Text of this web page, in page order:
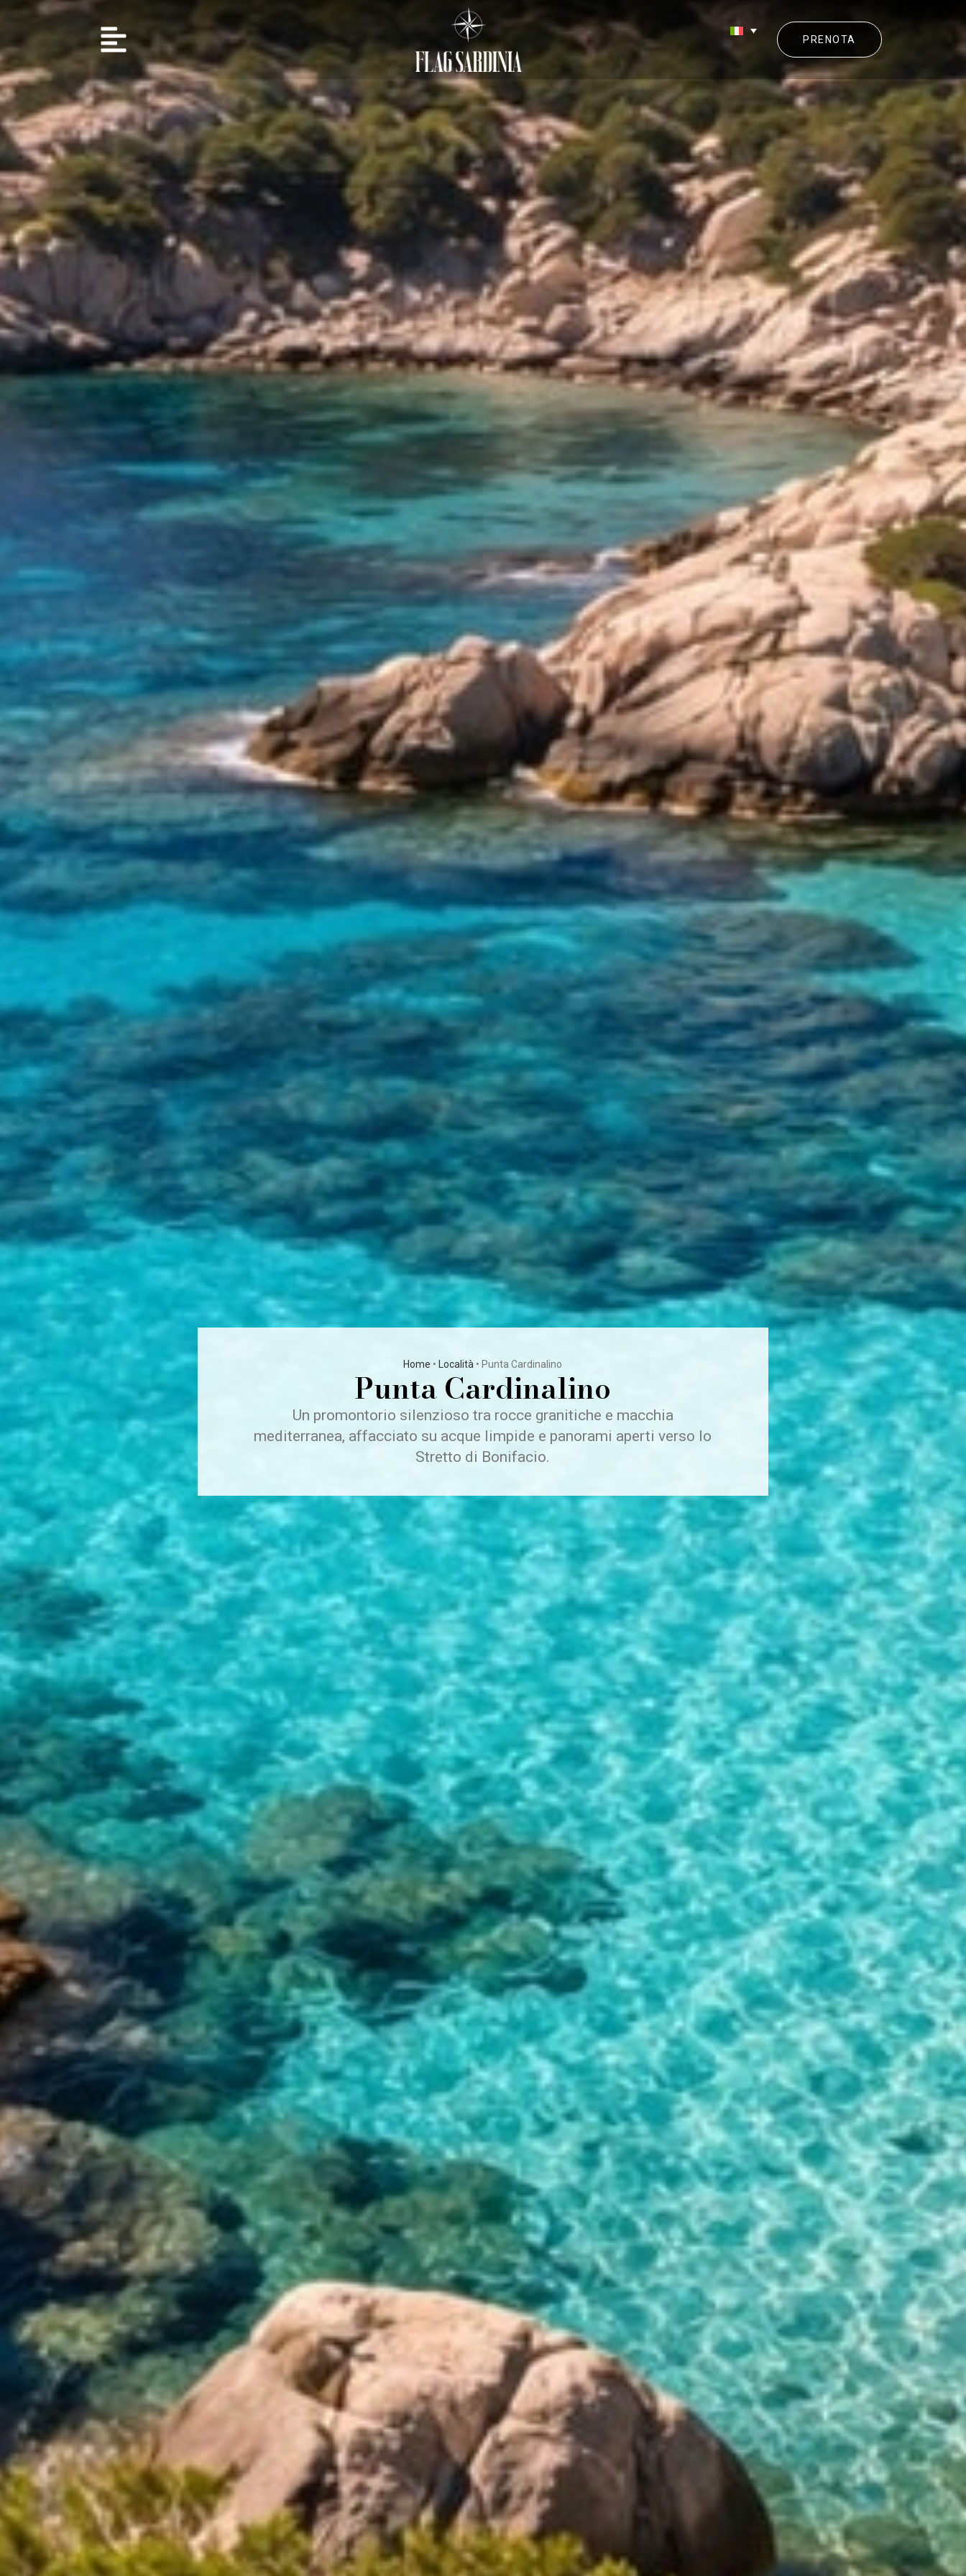
PRENOTA
Home • Località • Punta Cardinalino
Punta Cardinalino
Un promontorio silenzioso tra rocce granitiche e macchia
mediterranea, affacciato su acque limpide e panorami aperti verso lo
Stretto di Bonifacio.